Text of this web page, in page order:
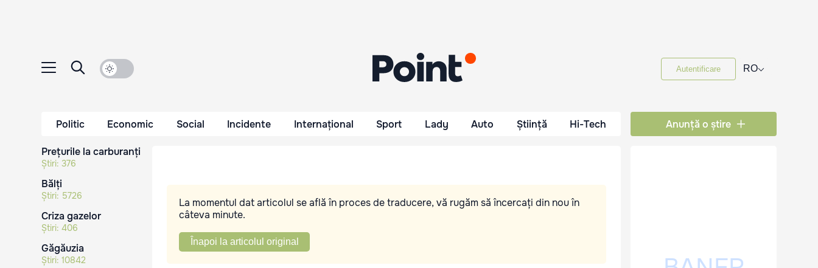
Autentificare RO⌵
Politic Economic Social Incidente Internațional Sport Lady Auto Știință Hi-Tech Anunță o știre
Prețurile la carburanți
Știri: 376
Bălți
Știri: 5726
Criza gazelor
Știri: 406
Găgăuzia
Știri: 10842
La momentul dat articolul se află în proces de traducere, vă rugăm să încercați din nou în
câteva minute.
Înapoi la articolul original